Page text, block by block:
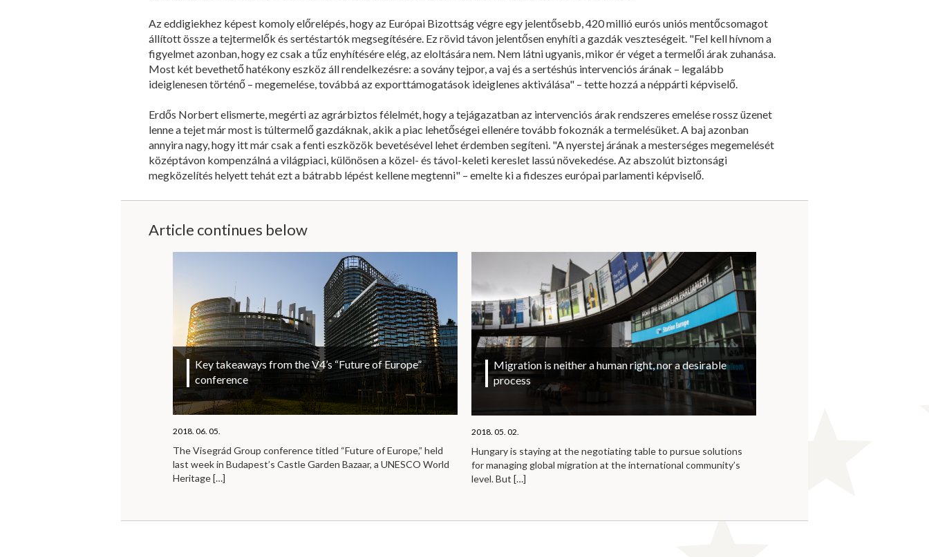
Az eddigiekhez képest komoly előrelépés, hogy az Európai Bizottság végre egy jelentősebb, 420 millió eurós uniós mentőcsomagot
állított össze a tejtermelők és sertéstartók megsegítésére. Ez rövid távon jelentősen enyhíti a gazdák veszteségeit. "Fel kell hívnom a
figyelmet azonban, hogy ez csak a tűz enyhítésére elég, az eloltására nem. Nem látni ugyanis, mikor ér véget a termelői árak zuhanása.
Most két bevethető hatékony eszköz áll rendelkezésre: a sovány tejpor, a vaj és a sertéshús intervenciós árának – legalább
ideiglenesen történő – megemelése, továbbá az exporttámogatások ideiglenes aktiválása" – tette hozzá a néppárti képviselő.
Erdős Norbert elismerte, megérti az agrárbiztos félelmét, hogy a tejágazatban az intervenciós árak rendszeres emelése rossz üzenet
lenne a tejet már most is túltermelő gazdáknak, akik a piac lehetőségei ellenére tovább fokoznák a termelésüket. A baj azonban
annyira nagy, hogy itt már csak a fenti eszközök bevetésével lehet érdemben segíteni. "A nyerstej árának a mesterséges megemelését
középtávon kompenzálná a világpiaci, különösen a közel- és távol-keleti kereslet lassú növekedése. Az abszolút biztonsági
megközelítés helyett tehát ezt a bátrabb lépést kellene megtenni" – emelte ki a fideszes európai parlamenti képviselő.
Article continues below
Key takeaways from the V4’s “Future of Europe”
conference
2018. 06. 05.
The Visegrád Group conference titled “Future of Europe,” held
last week in Budapest’s Castle Garden Bazaar, a UNESCO World
Heritage[…]
Migration is neither a human right, nor a desirable
process
2018. 05. 02.
Hungary is staying at the negotiating table to pursue solutions
for managing global migration at the international community’s
level. But […]